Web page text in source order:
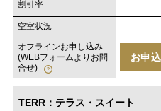
割引率
空室状況
オフラインお申し込み
(WEBフォームよりお問
合せ)
お申
TERR：テラス・スイート